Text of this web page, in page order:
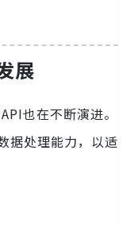
展
也在不断演进。
据处理能力，以适